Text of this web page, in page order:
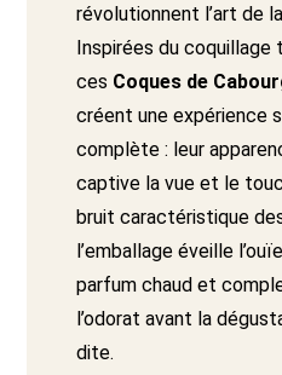
révolutionnent l’art de
Inspirées du coquillage
ces Coques de
créent une expérience
complète : leur
captive la vue et le
bruit caractéristique
l’emballage éveille
parfum chaud et
l’odorat avant la
dite.